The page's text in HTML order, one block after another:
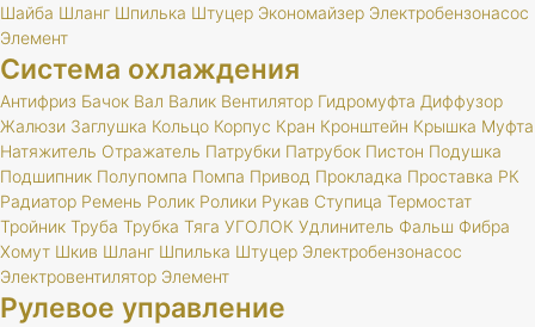
Шайба Шланг Шпилька Штуцер Экономайзер Электробензонасос
Элемент
Система охлаждения
Антифриз Бачок Вал Валик Вентилятор Гидромуфта Диффузор
Жалюзи Заглушка Кольцо Корпус Кран Кронштейн Крышка Муфта
Натяжитель Отражатель Патрубки Патрубок Пистон Подушка
Подшипник Полупомпа Помпа Привод Прокладка Проставка РК
Радиатор Ремень Ролик Ролики Рукав Ступица Термостат
Тройник Труба Трубка Тяга УГОЛОК Удлинитель Фальш Фибра
Хомут Шкив Шланг Шпилька Штуцер Электробензонасос
Электровентилятор Элемент
Рулевое управление